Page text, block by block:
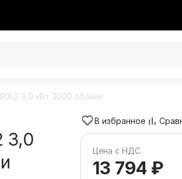
16 229 ₽
3,0 кВт 3000 об/мин
3,0
В избранное
Цена с НДС
13 794 ₽